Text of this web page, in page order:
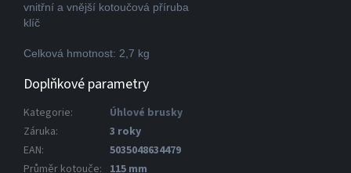
vnitřní a vnější kotoučová příruba
klíč
Celková hmotnost: 2,7 kg
Doplňkové parametry
Kategorie:
Úhlové brusky
Záruka:
3 roky
EAN:
5035048634479
Průměr kotouče: 115 mm